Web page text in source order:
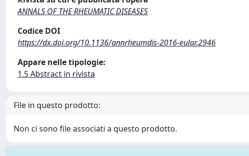
ANNALS OF THE RHEUMATIC DISEASES
Codice DOI
https://dx.doi.org/10.1136/annrheumdis-2016-eular.2946
Appare nelle tipologie:
1.5 Abstract in rivista
File in questo prodotto:
Non ci sono file associati a questo prodotto.